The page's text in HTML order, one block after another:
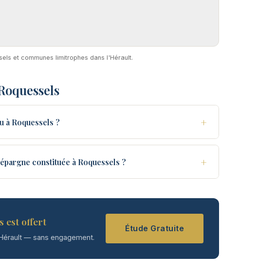
et communes limitrophes dans l'Hérault.
à Roquessels ? +
constituée à Roquessels ? +
est offert
— sans engagement.
Étude Gratuite